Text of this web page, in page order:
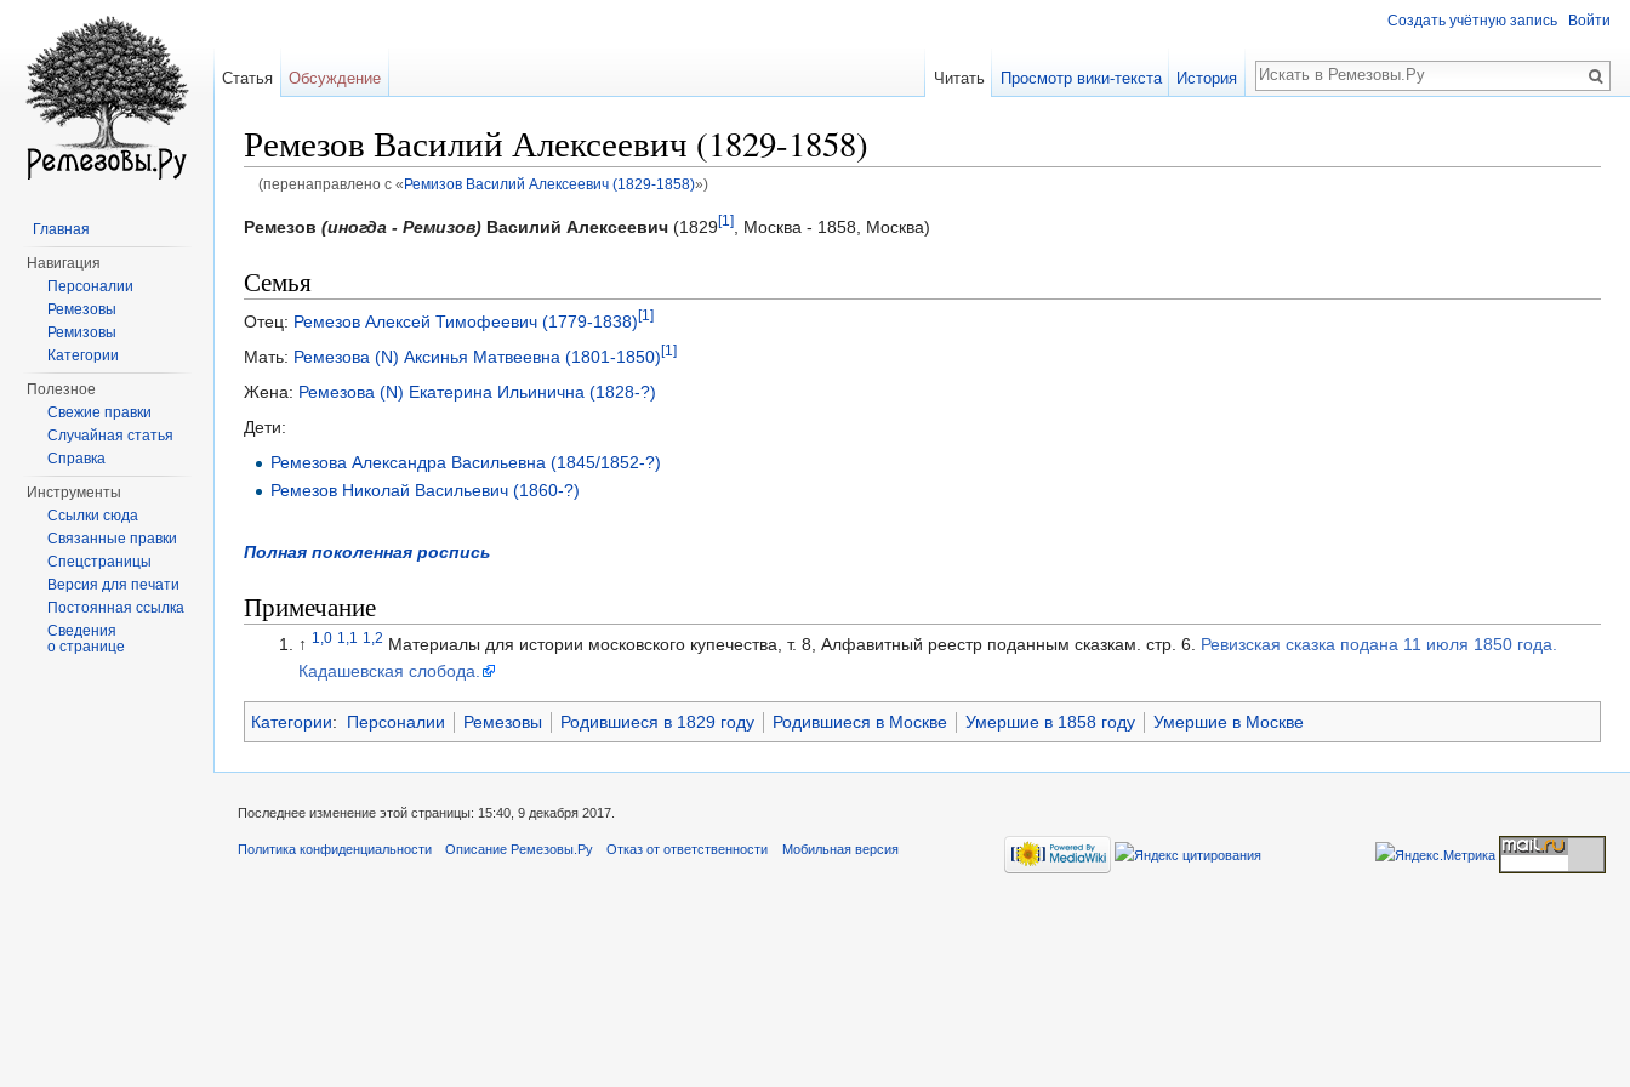
Ремезов Василий Алексеевич (1829-1858)
(перенаправлено с « Ремизов Василий Алексеевич (1829-1858)»)
Ремезов (иногда - Ремизов) Василий Алексеевич (1829[1] , Москва - 1858, Москва)
Семья
Отец: Ремезов Алексей Тимофеевич (1779-1838)[1]
Мать: Ремезова (N) Аксинья Матвеевна (1801-1850)[1]
Жена: Ремезова (N) Екатерина Ильинична (1828-?)
Дети:
Ремезова Александра Васильевна (1845/1852-?)
Ремезов Николай Васильевич (1860-?)
Полная поколенная роспись
Примечание
↑ 1,0 1,1 1,2 Материалы для истории московского купечества, т. 8, Алфавитный реестр поданным сказкам. стр. 6. Ревизская сказка подана 11 июля 1850 года.
Кадашевская слобода.
Категории: Персоналии Ремезовы Родившиеся в 1829 году Родившиеся в Москве Умершие в 1858 году Умершие в Москве
Создать учётную запись Войти
Статья Обсуждение Читать Просмотр вики-текста История
Поиск
Главная
Навигация
Персоналии
Ремезовы
Ремизовы
Категории
Полезное
Свежие правки
Случайная статья
Справка
Инструменты
Ссылки сюда
Связанные правки
Спецстраницы
Версия для печати
Постоянная ссылка
Сведения
о странице
Последнее изменение этой страницы: 15:40, 9 декабря 2017.
Политика конфиденциальности Описание Ремезовы.Ру Отказ от ответственности Мобильная версия